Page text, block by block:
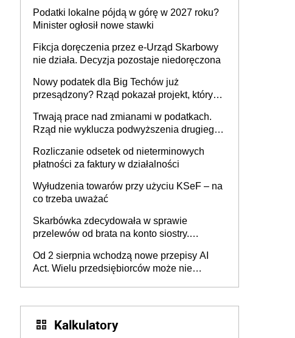
umowy cywilnoprawnej jedynym
racjonalnym wyjściem
Podatki lokalne pójdą w górę w 2027 roku?
Minister ogłosił nowe stawki
Fikcja doręczenia przez e-Urząd Skarbowy
nie działa. Decyzja pozostaje niedoręczona
Nowy podatek dla Big Techów już
przesądzony? Rząd pokazał projekt, który
Trwają prace nad zmianami w podatkach.
Rząd nie wyklucza podwyższenia drugiego
Rozliczanie odsetek od nieterminowych
płatności za faktury w działalności
Wyłudzenia towarów przy użyciu KSeF – na
co trzeba uważać
Skarbówka zdecydowała w sprawie
przelewów od brata na konto siostry.
darowizna, ale podatku jednak nie będzie
Od 2 sierpnia wchodzą nowe przepisy AI
Act. Wielu przedsiębiorców może nie
Kalkulatory